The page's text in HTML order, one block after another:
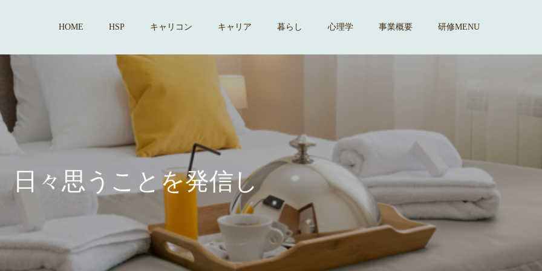
HOME HSP キャリコン キャリア 暮らし 心理学 事業概要 研修MENU
思 う こ と を 発信していま す